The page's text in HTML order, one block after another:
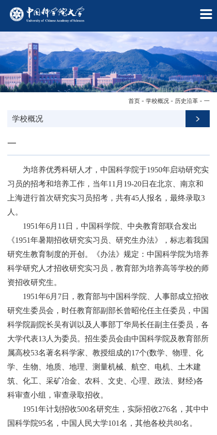
学
概
况
组
机
构
师
队
伍
首页 - 学校概况 - 历史沿革 - 一
学校概况
一
为培养优秀科研人才，中国科学院于1950年启动研究实
习员的招考和培养工作，当年11月19-20日在北京、南京和
上海进行首次研究实习员招考，共有45人报名，最终录取3
人。
1951年6月11日，中国科学院、中央教育部联合发出
《1951年暑期招收研究实习员、研究生办法》，标志着我国
研究生教育制度的开创。《办法》规定：中国科学院为培养
科学研究人才招收研究实习员，教育部为培养高等学校的师
资招收研究生。
1951年6月7日，教育部与中国科学院、人事部成立招收
研究生委员会，时任教育部副部长曾昭伦任主任委员，中国
科学院副院长吴有训以及人事部丁华局长任副主任委员，各
大学代表13人为委员。招生委员会由中国科学院及教育部所
属高校53名著名科学家、教授组成的17个(数学、物理、化
学、生物、地质、地理、测量机械、航空、电机、土木建
筑、化工、采矿冶金、农科、文史、心理、政法、财经)各
科审查小组，审查录取招收。
1951年计划招收500名研究生，实际招收276名，其中中
国科学院95名，中国人民大学101名，其他各校共80名。